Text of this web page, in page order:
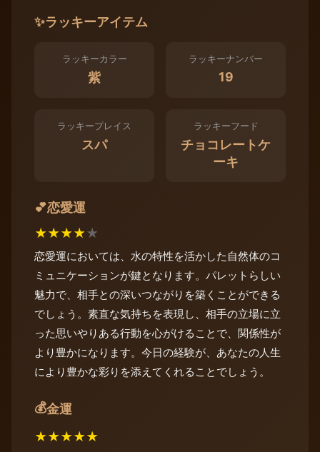
✨ラッキーアイテム
ラッキーカラー
紫
ラッキーナンバー
19
ラッキープレイス
スパ
ラッキーフード
チョコレートケ
ーキ
💕恋愛運
★★★★★
恋愛運においては、水の特性を活かした自然体のコ
ミュニケーションが鍵となります。パレットらしい
魅力で、相手との深いつながりを築くことができる
でしょう。素直な気持ちを表現し、相手の立場に立
った思いやりある行動を心がけることで、関係性が
より豊かになります。今日の経験が、あなたの人生
により豊かな彩りを添えてくれることでしょう。
💰金運
★★★★★